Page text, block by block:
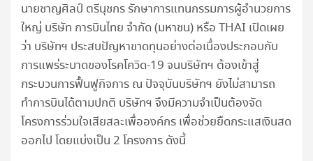
นายชาญศิลป์ ตรีนุชกร รักษาการแทนกรรมการผู้อำนวยการ
ใหญ่ บริษัท การบินไทย จำกัด (มหาชน) หรือ THAI เปิดเผย
ว่า บริษัทฯ ประสบปัญหาขาดทุนอย่างต่อเนื่องประกอบกับ
การแพร่ระบาดของโรคโควิด-19 จนบริษัทฯ ต้องเข้าสู่
กระบวนการฟื้นฟูกิจการ ณ ปัจจุบันบริษัทฯ ยังไม่สามารถ
ทำการบินได้ตามปกติ บริษัทฯ จึงมีความจำเป็นต้องจัด
โครงการร่วมใจเสียสละเพื่อองค์กร เพื่อช่วยยืดกระแสเงินสด
ออกไป โดยแบ่งเป็น 2 โครงการ ดังนี้